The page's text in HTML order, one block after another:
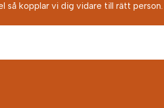
så kopplar vi dig vidare till rätt person.